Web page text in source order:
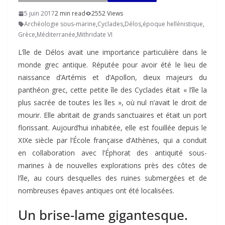
5 juin 20172 min read
2552 Views
Archéologie sous-marine,Cyclades,Délos,époque hellénistique,
Grèce,Méditerranée,Mithridate VI
L’île de Délos avait une importance particulière dans le
monde grec antique. Réputée pour avoir été le lieu de
naissance d’Artémis et d’Apollon, dieux majeurs du
panthéon grec, cette petite île des Cyclades était « l’île la
plus sacrée de toutes les îles », où nul n’avait le droit de
mourir. Elle abritait de grands sanctuaires et était un port
florissant. Aujourd’hui inhabitée, elle est fouillée depuis le
XIXe siècle par l’École française d’Athènes, qui a conduit
en collaboration avec l’Éphorat des antiquité sous-
marines à de nouvelles explorations près des côtes de
l’île, au cours desquelles des ruines submergées et de
nombreuses épaves antiques ont été localisées.
Un brise-lame gigantesque.